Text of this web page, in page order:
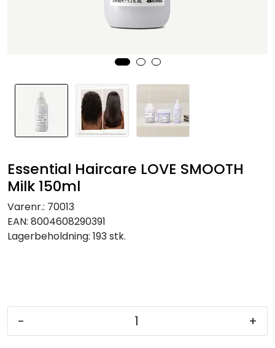
Essential Haircare LOVE SMOOTH
Milk 150ml
Varenr.: 70013
EAN: 8004608290391
Lagerbeholdning: 193 stk.
- +